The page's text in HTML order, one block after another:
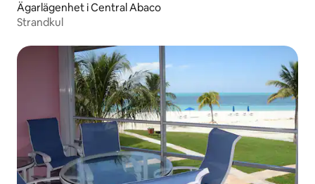
Ägarlägenhet i Central Abaco
Strandkul